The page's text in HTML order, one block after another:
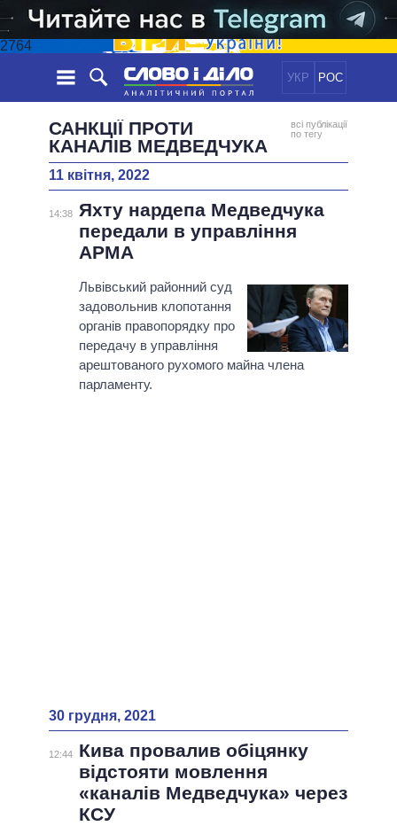
2764
УКР РОС
НОВИНИ
СТРІЧКА
ПОДІЇ
СТАТТІ
ДУМКИ
ДАЙДЖЕСТИ
ПОЛІТИКА
ЕКОНОМІКА
СУСПІЛЬСТВО
СВІТ
ОБIЦЯНКИ
ПОЛIТИКИ
УСІ ПОЛІТИКИ
ВЕРХОВНА РАДА
КАБІНЕТ МІНІСТРІВ
ГОЛОВИ ОБЛАДМІНІСТРАЦІЙ
МЕРИ МІСТ
ІНФОГРАФІКА
ВІДЕО
ПІДТРИМАТИ
ПОРІВНЯННЯ ПОЛІТИКІВ
САНКЦІЇ ПРОТИ
КАНАЛІВ МЕДВЕДЧУКА
всі публікації
по тегу
11 квітня, 2022
14:38
Яхту нардепа Медведчука
передали в управління
АРМА
Львівський районний суд
задовольнив клопотання
органів правопорядку про
передачу в управління
арештованого рухомого майна члена
парламенту.
30 грудня, 2021
12:44
Кива провалив обіцянку
відстояти мовлення
«каналів Медведчука» через
КСУ